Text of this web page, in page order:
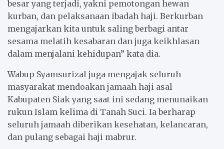
besar yang terjadi, yakni pemotongan hewan
kurban, dan pelaksanaan ibadah haji. Berkurban
mengajarkan kita untuk saling berbagi antar
sesama melatih kesabaran dan juga keikhlasan
dalam menjalani kehidupan” kata dia.
Wabup Syamsurizal juga mengajak seluruh
masyarakat mendoakan jamaah haji asal
Kabupaten Siak yang saat ini sedang menunaikan
rukun Islam kelima di Tanah Suci. Ia berharap
seluruh jamaah diberikan kesehatan, kelancaran,
dan pulang sebagai haji mabrur.